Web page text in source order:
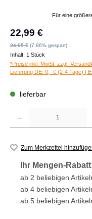
Für eine
Verkaufspreis:
22,99 €
Regulärer Preis:
24,95 € (7.86% gespart)
Inhalt: 1 Stück
*Preise inkl. MwSt. zzgl.
Lieferung DE: 0,- € (2-4 Tage) |
lieferbar
Zum Merkzettel
Ihr Mengen-
ab 2 beliebigen
ab 4 beliebigen
ab 5 beliebigen